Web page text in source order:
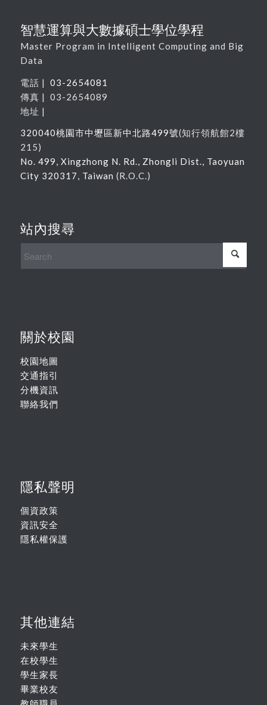
智慧運算與大數據碩士學位學程
Master Program in Intelligent Computing and Big
Data
電話 | 03-2654081
傳真 | 03-2654089
地址 |
320040桃園市中壢區新中北路499號(知行領航館2樓
215)
No. 499, Xingzhong N. Rd., Zhongli Dist., Taoyuan
City 320317, Taiwan (R.O.C.)
站內搜尋
關於校園
校園地圖
交通指引
分機資訊
聯絡我們
隱私聲明
個資政策
資訊安全
隱私權保護
其他連結
未來學生
在校學生
學生家長
畢業校友